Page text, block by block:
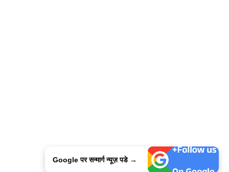
Google पर सन्मार्ग न्यूज़ पडे →